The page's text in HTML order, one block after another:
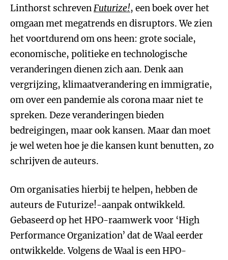
Linthorst schrevenFuturize!, een boek over het
omgaan met megatrends en disruptors. We zien
het voortdurend om ons heen: grote sociale,
economische, politieke en technologische
veranderingen dienen zich aan. Denk aan
vergrijzing, klimaatverandering en immigratie,
om over een pandemie als corona maar niet te
spreken. Deze veranderingen bieden
bedreigingen, maar ook kansen. Maar dan moet
je wel weten hoe je die kansen kunt benutten, zo
schrijven de auteurs.
Om organisaties hierbij te helpen, hebben de
auteurs de Futurize!-aanpak ontwikkeld.
Gebaseerd op het HPO-raamwerk voor ‘High
Performance Organization’ dat de Waal eerder
ontwikkelde. Volgens de Waal is een HPO-